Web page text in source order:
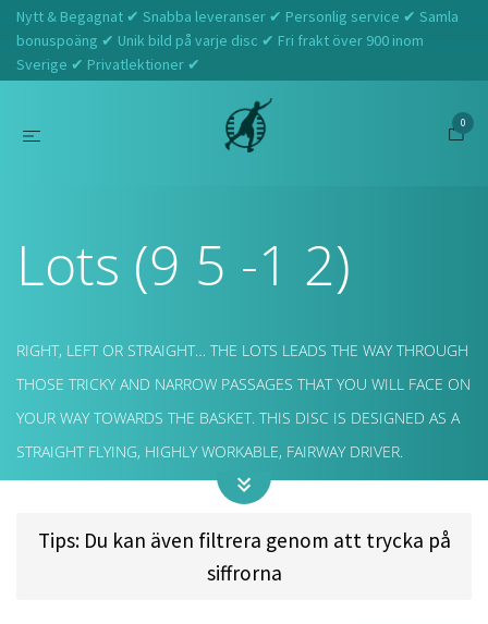
Nytt & Begagnat ✔ Snabba leveranser ✔ Personlig service ✔ Samla
bonuspoäng ✔ Unik bild på varje disc ✔ Fri frakt över 900 inom
Sverige ✔ Privatlektioner ✔
0
Lots (9 5 -1 2)
RIGHT, LEFT OR STRAIGHT… THE LOTS LEADS THE WAY THROUGH
THOSE TRICKY AND NARROW PASSAGES THAT YOU WILL FACE ON
YOUR WAY TOWARDS THE BASKET. THIS DISC IS DESIGNED AS A
STRAIGHT FLYING, HIGHLY WORKABLE, FAIRWAY DRIVER.
Lots in Swedish is a pilot that leads a ship through
difficult waters and narrow passages, so that it
Tips: Du kan även filtrera genom att trycka på
siffrorna